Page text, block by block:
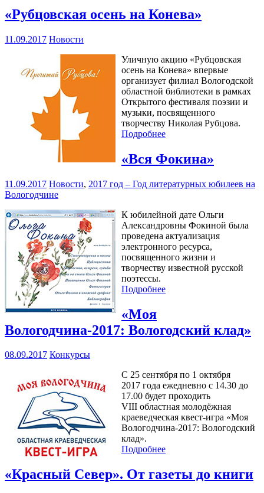
«Рубцовская осень на Конева»
11.09.2017 Новости
Уличную акцию «Рубцовская
осень на Конева» впервые
организует филиал Вологодской
областной библиотеки в рамках
Открытого фестиваля поэзии и
музыки, посвященного
творчеству Николая Рубцова.
Подробнее
«Вся Фокина»
11.09.2017 Новости, 2017 год – Год литературных юбилеев на
Вологодчине
К юбилейной дате Ольги
Александровны Фокиной была
проведена актуализация
электронного ресурса,
посвященного жизни и
творчеству известной русской
поэтессы.
Подробнее
«Моя
Вологодчина-2017: Вологодский клад»
08.09.2017 Конкурсы
С 25 сентября по 1 октября
2017 года ежедневно с 14.30 до
17.00 будет проходить
VIII областная молодёжная
краеведческая квест-игра «Моя
Вологодчина-2017: Вологодский
клад».
Подробнее
«Красный Север». От газеты до книги